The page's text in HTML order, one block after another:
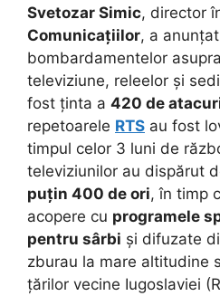
Svetozar Simic, director
Comunicațiilor, a
bombardamentelor
televiziune, releelor și
fost ținta a 420 de
repetoarele RTS au fost
timpul celor 3 luni de
televiziunilor au dispărut
puțin 400 de ori, în timp
acopere cu programele
pentru sârbi și difuzate
zburau la mare altitudine
țărilor vecine Iugoslaviei